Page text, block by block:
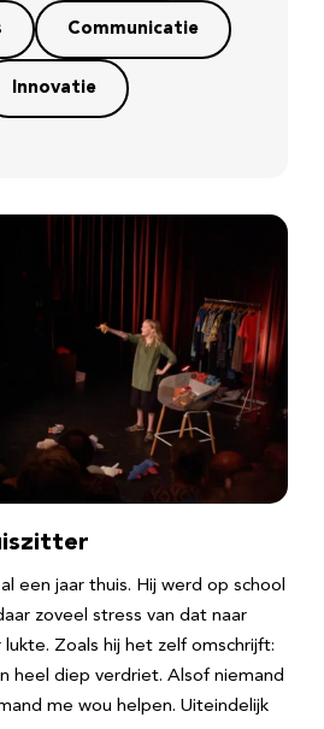
Communicatie
Innovatie
een jaar thuis. Hij werd op school
zoveel stress van dat naar
Zoals hij het zelf omschrijft:
heel diep verdriet. Alsof niemand
me wou helpen. Uiteindelijk